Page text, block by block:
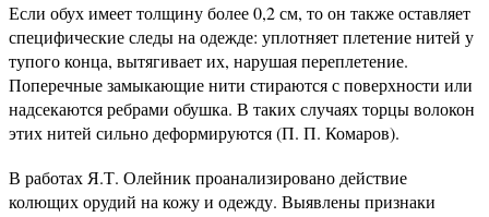
Если обух имеет толщину более 0,2 см, то он также оставляет
специфические следы на одежде: уплотняет плетение нитей у
тупого конца, вытягивает их, нарушая переплетение.
Поперечные замыкающие нити стираются с поверхности или
надсекаются ребрами обушка. В таких случаях торцы волокон
этих нитей сильно деформируются (П. П. Комаров).
В работах Я.Т. Олейник проанализировано действие
колющих орудий на кожу и одежду. Выявлены признаки